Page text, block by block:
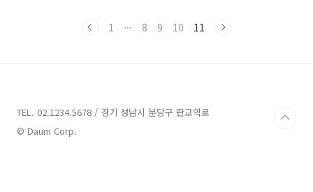
역대급 범죄를 저지르는 ‘강해상’을 본격적으로 쫓기 시작하는데... 나쁜
1 ··· 8 9 10 11
TEL. 02.1234.5678 / 경기 성남시 분당구 판교역로
© Daum Corp.